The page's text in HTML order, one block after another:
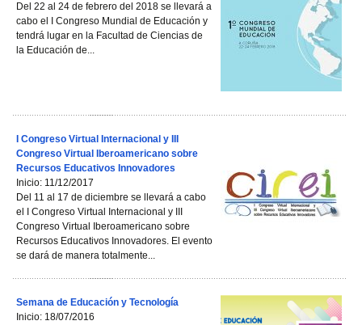
Del 22 al 24 de febrero del 2018 se llevará a
cabo el I Congreso Mundial de Educación y
tendrá lugar en la Facultad de Ciencias de
la Educación de...
I Congreso Virtual Internacional y III
Congreso Virtual Iberoamericano sobre
Recursos Educativos Innovadores
Inicio: 11/12/2017
Del 11 al 17 de diciembre se llevará a cabo
el I Congreso Virtual Internacional y III
Congreso Virtual Iberoamericano sobre
Recursos Educativos Innovadores. El evento
se dará de manera totalmente...
Semana de Educación y Tecnología
Inicio: 18/07/2016